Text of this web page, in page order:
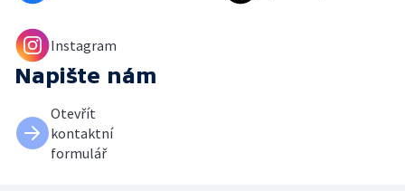
Instagram
Napište nám
Otevřít
kontaktní
formulář